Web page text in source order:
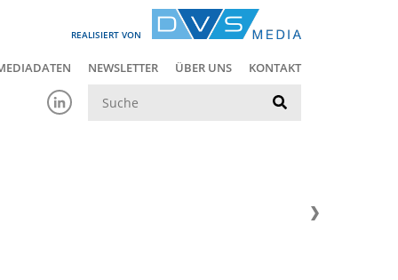
REALISIERT VON
NEWSLETTER ÜBER UNS KONTAKT